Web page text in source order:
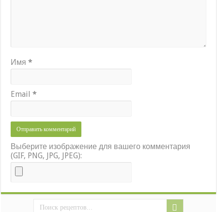
Имя*
Email*
Выберите изображение для вашего комментария
(GIF, PNG, JPG, JPEG):